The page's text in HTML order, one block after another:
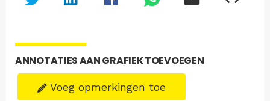
ANNOTATIES AAN GRAFIEK TOEVOEGEN
Voeg opmerkingen toe